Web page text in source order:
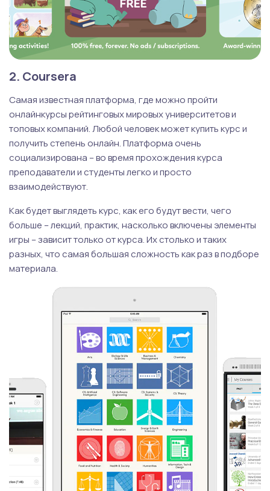
2. Coursera
Самая известная платформа, где можно пройти
онлайнкурсы рейтинговых мировых университетов и
топовых компаний. Любой человек может купить курс и
получить степень онлайн. Платформа очень
социализирована – во время прохождения курса
преподаватели и студенты легко и просто
взаимодействуют.
Как будет выглядеть курс, как его будут вести, чего
больше – лекций, практик, насколько включены элементы
игры – зависит только от курса. Их столько и таких
разных, что самая большая сложность как раз в подборе
материала.